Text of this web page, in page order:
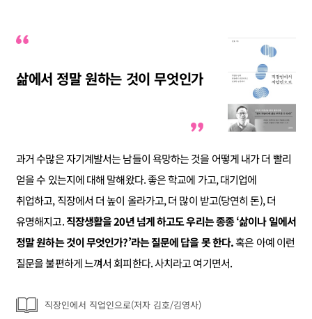
삶에서 정말 원하는 것이 무엇인가
과거 수많은 자기계발서는 남들이 욕망하는 것을 어떻게 내가 더 빨리
얻을 수 있는지에 대해 말해왔다. 좋은 학교에 가고, 대기업에
취업하고, 직장에서 더 높이 올라가고, 더 많이 받고(당연히 돈), 더
유명해지고.직장생활을 20년 넘게 하고도 우리는 종종 ‘삶이나 일에서
정말 원하는 것이 무엇인가?’라는 질문에 답을 못 한다.혹은 아예 이런
질문을 불편하게 느껴서 회피한다. 사치라고 여기면서.
직장인에서 직업인으로(저자 김호/김영사)